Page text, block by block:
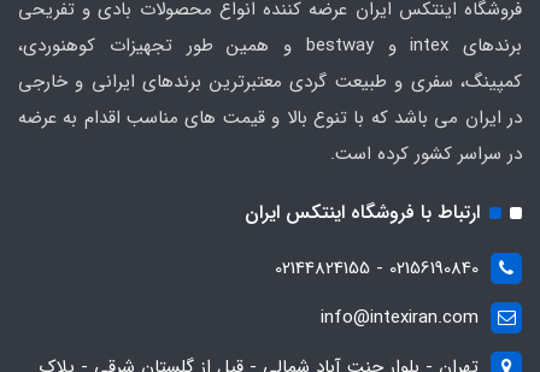
فروشگاه اینتکس ایران عرضه کننده انواع محصولات بادی و تفریحی
برندهای intex و bestway و همین طور تجهیزات کوهنوردی،
کمپینگ، سفری و طبیعت گردی معتبرترین برندهای ایرانی و خارجی
در ایران می باشد که با تنوع بالا و قیمت های مناسب اقدام به عرضه
در سراسر کشور کرده است.
ارتباط با فروشگاه اینتکس ایران
02156190840 - 02144824155
info@intexiran.com